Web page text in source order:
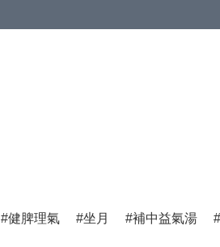
健脾理氣 坐月 補中益氣湯